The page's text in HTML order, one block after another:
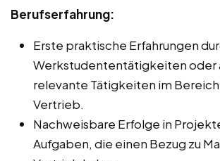
Berufserfahrung:
Erste praktische Erfahrungen
Werkstudententätigkeiten oder
relevante Tätigkeiten im
Vertrieb.
Nachweisbare Erfolge in
Aufgaben, die einen Bezug zu